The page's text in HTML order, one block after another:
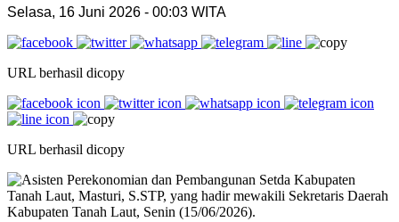
Selasa, 16 Juni 2026 - 00:03 WITA
URL berhasil dicopy
URL berhasil dicopy